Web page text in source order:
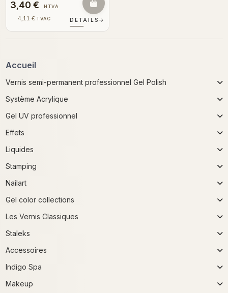
3,40 € HTVA
4,11 € TVAC DÉTAILS →
Accueil
Vernis semi-permanent professionnel Gel Polish
Système Acrylique
Gel UV professionnel
Effets
Liquides
Stamping
Nailart
Gel color collections
Les Vernis Classiques
Staleks
Accessoires
Indigo Spa
Makeup